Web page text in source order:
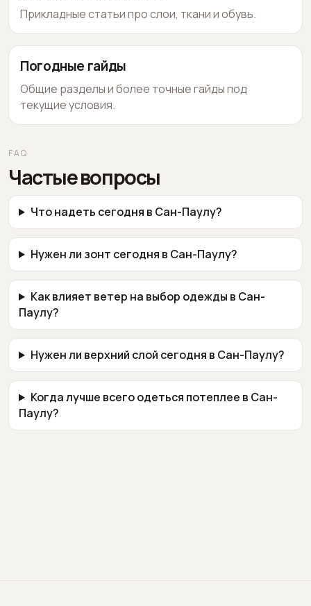
Прикладные статьи про слои, ткани и обувь.
Погодные гайды
Общие разделы и более точные гайды под
текущие условия.
FAQ
Частые вопросы
Что надеть сегодня в Сан-Паулу?
Нужен ли зонт сегодня в Сан-Паулу?
Как влияет ветер на выбор одежды в Сан-
Паулу?
Нужен ли верхний слой сегодня в Сан-Паулу?
Когда лучше всего одеться потеплее в Сан-
Паулу?